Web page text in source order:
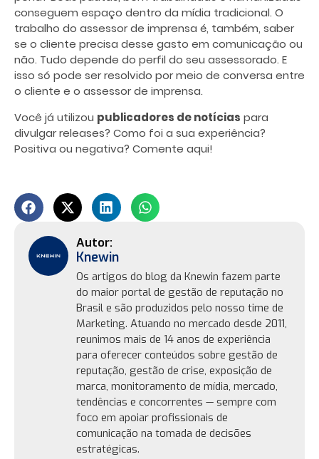
conseguem espaço dentro da mídia tradicional. O
trabalho do assessor de imprensa é, também, saber
se o cliente precisa desse gasto em comunicação ou
não. Tudo depende do perfil do seu assessorado. E
isso só pode ser resolvido por meio de conversa entre
o cliente e o assessor de imprensa.
Você já utilizou publicadores de notícias para
divulgar releases? Como foi a sua experiência?
Positiva ou negativa? Comente aqui!
Knewin
Os artigos do blog da Knewin fazem parte
do maior portal de gestão de reputação no
Brasil e são produzidos pelo nosso time de
Marketing. Atuando no mercado desde 2011,
reunimos mais de 14 anos de experiência
para oferecer conteúdos sobre gestão de
reputação, gestão de crise, exposição de
marca, monitoramento de mídia, mercado,
tendências e concorrentes — sempre com
foco em apoiar profissionais de
comunicação na tomada de decisões
estratégicas.